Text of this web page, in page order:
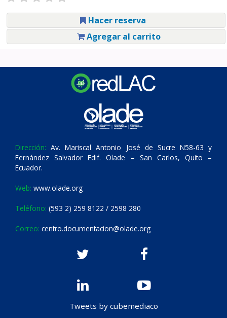
Hacer reserva
Agregar al carrito
Dirección: Av. Mariscal Antonio José de Sucre N58-63 y
Fernández Salvador Edif. Olade – San Carlos, Quito –
Ecuador.
Web: www.olade.org
Teléfono: (593 2) 259 8122 / 2598 280
Correo: centro.documentacion@olade.org
Tweets by cubemediaco